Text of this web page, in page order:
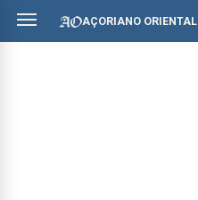
AÇORIANO ORIENTAL